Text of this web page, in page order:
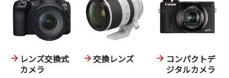
レンズ交換式
カメラ
交換レンズ
コンパクトデ
ジタルカメラ